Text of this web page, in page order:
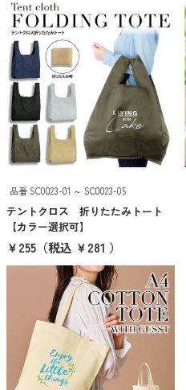
文具・ステーショナリー
時計・カレンダー
あったかグッズ
涼感グッズ・うちわ
ファッショングッズ
防災・防犯グッズ
アウトドア・旅行・レジャー
キーホルダ
キッチン
バスグッズ
お掃除グッズ
グルメ・食品
雑貨
品番 SC0023-01 ～ SC0023-05
テントクロス 折りたたみトート
【カラー選択可】
￥255 （税込 ￥281 ）